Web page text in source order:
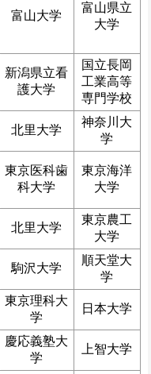
富山大学
富山県立
大学
新潟県立看
護大学
国立長岡
工業高等
専門学校
北里大学
神奈川大
学
東京医科歯
科大学
東京海洋
大学
北里大学
東京農工
大学
駒沢大学
順天堂大
学
東京理科大
学
日本大学
慶応義塾大
学
上智大学